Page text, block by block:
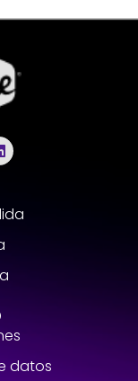
datos